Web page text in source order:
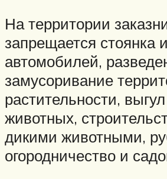
На территории
запрещается стоянка
автомобилей,
замусоривание
растительности,
животных,
дикими животными,
огородничество и